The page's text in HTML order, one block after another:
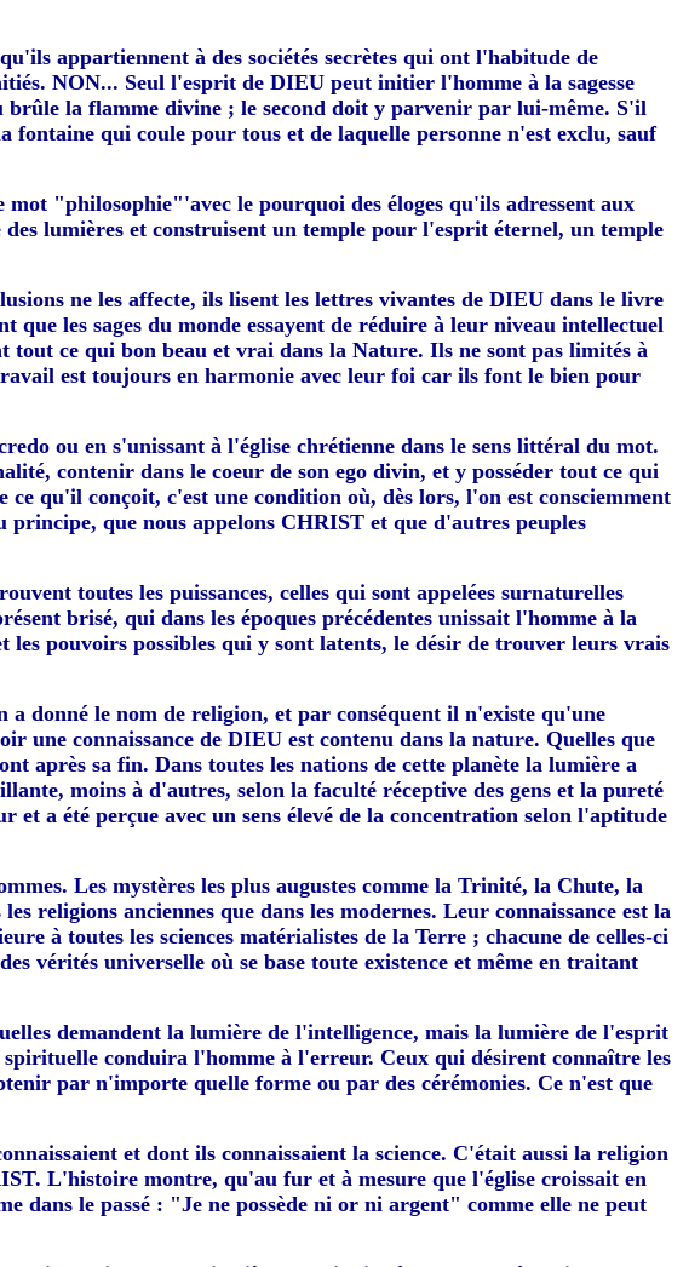
appartiennent à des sociétés secrètes qui ont l'habitude de
NON... Seul l'esprit de DIEU peut initier l'homme à la sagesse
la flamme divine ; le second doit y parvenir par lui-même. S'il
qui coule pour tous et de laquelle personne n'est exclu, sauf
"philosophie"'avec le pourquoi des éloges qu'ils adressent aux
lumières et construisent un temple pour l'esprit éternel, un temple
ne les affecte, ils lisent les lettres vivantes de DIEU dans le livre
les sages du monde essayent de réduire à leur niveau intellectuel
ce qui bon beau et vrai dans la Nature. Ils ne sont pas limités à
est toujours en harmonie avec leur foi car ils font le bien pour
ou en s'unissant à l'église chrétienne dans le sens littéral du mot.
contenir dans le coeur de son ego divin, et y posséder tout ce qui
qu'il conçoit, c'est une condition où, dès lors, l'on est consciemment
que nous appelons CHRIST et que d'autres peuples
toutes les puissances, celles qui sont appelées surnaturelles
brisé, qui dans les époques précédentes unissait l'homme à la
pouvoirs possibles qui y sont latents, le désir de trouver leurs vrais
donné le nom de religion, et par conséquent il n'existe qu'une
connaissance de DIEU est contenu dans la nature. Quelles que
après sa fin. Dans toutes les nations de cette planète la lumière a
moins à d'autres, selon la faculté réceptive des gens et la pureté
a été perçue avec un sens élevé de la concentration selon l'aptitude
Les mystères les plus augustes comme la Trinité, la Chute, la
religions anciennes que dans les modernes. Leur connaissance est la
à toutes les sciences matérialistes de la Terre ; chacune de celles-ci
vérités universelle où se base toute existence et même en traitant
demandent la lumière de l'intelligence, mais la lumière de l'esprit
conduira l'homme à l'erreur. Ceux qui désirent connaître les
par n'importe quelle forme ou par des cérémonies. Ce n'est que
et dont ils connaissaient la science. C'était aussi la religion
L'histoire montre, qu'au fur et à mesure que l'église croissait en
dans le passé : "Je ne possède ni or ni argent" comme elle ne peut